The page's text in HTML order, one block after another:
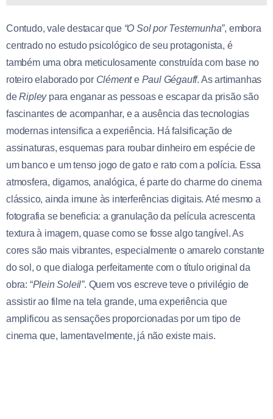
Contudo, vale destacar que “O Sol por Testemunha”, embora
centrado no estudo psicológico de seu protagonista, é
também uma obra meticulosamente construída com base no
roteiro elaborado porClémentePaul Gégauff. As artimanhas
deRipleypara enganar as pessoas e escapar da prisão são
fascinantes de acompanhar, e a ausência das tecnologias
modernas intensifica a experiência. Há falsificação de
assinaturas, esquemas para roubar dinheiro em espécie de
um banco e um tenso jogo de gato e rato com a polícia. Essa
atmosfera, digamos, analógica, é parte do charme do cinema
clássico, ainda imune às interferências digitais. Até mesmo a
fotografia se beneficia: a granulação da película acrescenta
textura à imagem, quase como se fosse algo tangível. As
cores são mais vibrantes, especialmente o amarelo constante
do sol, o que dialoga perfeitamente com o título original da
obra: “Plein Soleil”. Quem vos escreve teve o privilégio de
assistir ao filme na tela grande, uma experiência que
amplificou as sensações proporcionadas por um tipo de
cinema que, lamentavelmente, já não existe mais.